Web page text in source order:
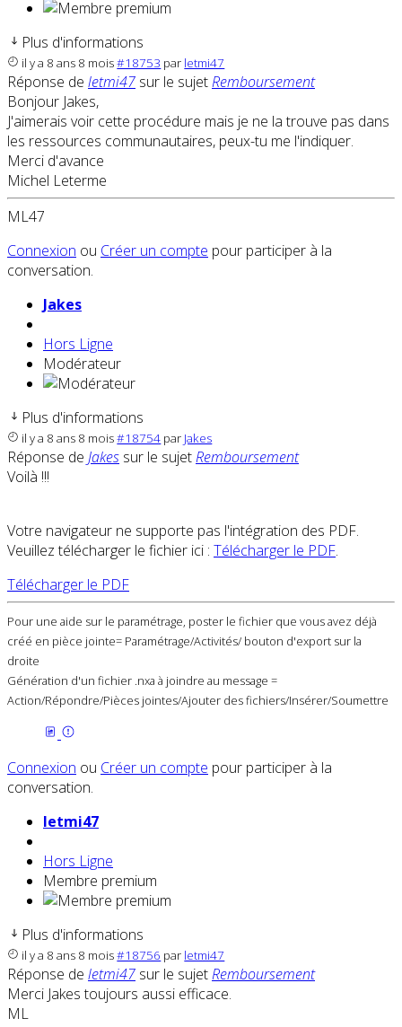
Plus d'informations
il y a 8 ans 8 mois#18753 par letmi47
Réponse de letmi47 sur le sujetRemboursement
Bonjour Jakes,
J'aimerais voir cette procédure mais je ne la trouve pas dans
les ressources communautaires, peux-tu me l'indiquer.
Merci d'avance
Michel Leterme
ML47
Connexion ou Créer un compte pour participer à la
conversation.
Jakes
Hors Ligne
Modérateur
Plus d'informations
il y a 8 ans 8 mois#18754 par Jakes
Réponse de Jakes sur le sujetRemboursement
Voilà !!!
Votre navigateur ne supporte pas l'intégration des PDF.
Veuillez télécharger le fichier ici : Télécharger le PDF.
Télécharger le PDF
Pour une aide sur le paramétrage, poster le fichier que vous avez déjà
créé en pièce jointe= Paramétrage/Activités/ bouton d'export sur la
droite
Génération d'un fichier .nxa à joindre au message =
Action/Répondre/Pièces jointes/Ajouter des fichiers/Insérer/Soumettre
Connexion ou Créer un compte pour participer à la
conversation.
letmi47
Hors Ligne
Membre premium
Plus d'informations
il y a 8 ans 8 mois#18756 par letmi47
Réponse de letmi47 sur le sujetRemboursement
Merci Jakes toujours aussi efficace.
ML